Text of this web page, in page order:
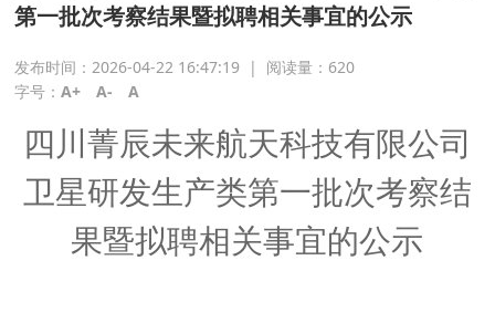
第一批次考察结果暨拟聘相关事宜的公示
发布时间：2026-04-22 16:47:19 | 阅读量： 620
字号：A+ A- A
四川菁辰未来航天科技有限公司
卫星研发生产类第一批次考察结
果暨拟聘相关事宜的公示